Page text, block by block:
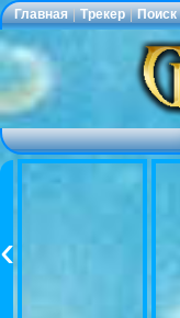
Главная | Трекер | Поиск